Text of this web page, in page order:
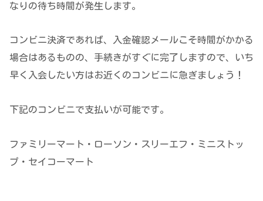
なりの待ち時間が発生します。
コンビニ決済であれば、入金確認メールこそ時間がかかる
場合はあるものの、手続きがすぐに完了しますので、いち
早く入会したい方はお近くのコンビニに急ぎましょう！
下記のコンビニで支払いが可能です。
ファミリーマート・ローソン・スリーエフ・ミニストッ
プ・セイコーマート